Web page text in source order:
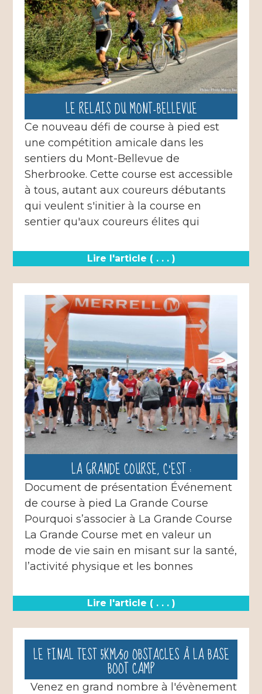
LE RELAIS DU MONT-BELLEVUE
Ce nouveau défi de course à pied est
une compétition amicale dans les
sentiers du Mont-Bellevue de
Sherbrooke. Cette course est accessible
à tous, autant aux coureurs débutants
qui veulent s'initier à la course en
sentier qu'aux coureurs élites qui
Lire l'article ( . . . )
LA GRANDE COURSE, C’EST :
Document de présentation Événement
de course à pied La Grande Course
Pourquoi s’associer à La Grande Course
La Grande Course met en valeur un
mode de vie sain en misant sur la santé,
l’activité physique et les bonnes
Lire l'article ( . . . )
LE FINAL TEST 5KM/50 OBSTACLES À LA BASE
BOOT CAMP
Venez en grand nombre à l'évènement